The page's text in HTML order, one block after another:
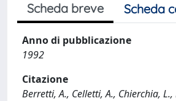
Scheda breve Scheda
Anno di pubblicazione
1992
Citazione
Berretti, A., Celletti, A., Chierchia,